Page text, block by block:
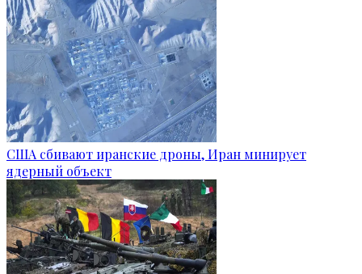
США сбивают иранские дроны, Иран минирует
ядерный объект